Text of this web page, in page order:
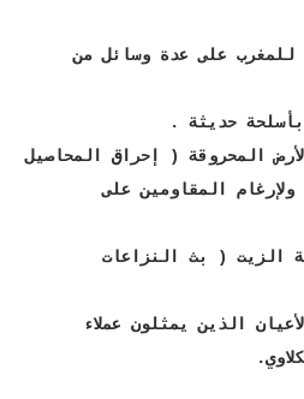
للمغرب على عدة وسائل من
حديثة .
( إحراق المحاصيل
المقاومين على
( بث النزاعات
الذين يمثلون عملاء